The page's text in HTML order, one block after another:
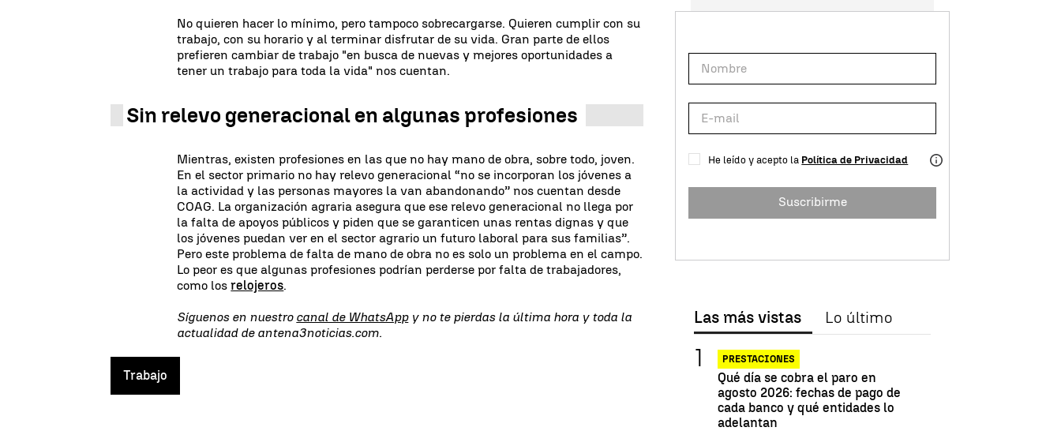
No quieren hacer lo mínimo, pero tampoco sobrecargarse. Quieren cumplir con su
trabajo, con su horario y al terminar disfrutar de su vida. Gran parte de ellos
prefieren cambiar de trabajo "en busca de nuevas y mejores oportunidades a
tener un trabajo para toda la vida" nos cuentan.
Sin relevo generacional en algunas profesiones
Mientras, existen profesiones en las que no hay mano de obra, sobre todo, joven.
En el sector primario no hay relevo generacional “no se incorporan los jóvenes a
la actividad y las personas mayores la van abandonando” nos cuentan desde
COAG. La organización agraria asegura que ese relevo generacional no llega por
la falta de apoyos públicos y piden que se garanticen unas rentas dignas y que
los jóvenes puedan ver en el sector agrario un futuro laboral para sus familias”.
Pero este problema de falta de mano de obra no es solo un problema en el campo.
Lo peor es que algunas profesiones podrían perderse por falta de trabajadores,
como losrelojeros.
Síguenos en nuestro canal de WhatsAppy no te pierdas la última hora y toda la
actualidad de antena3noticias.com.
Trabajo
He leído y acepto la Política de Privacidad
Suscribirme
Las más vistas Lo último
PRESTACIONES
Qué día se cobra el paro en
agosto 2026: fechas de pago de
cada banco y qué entidades lo
adelantan